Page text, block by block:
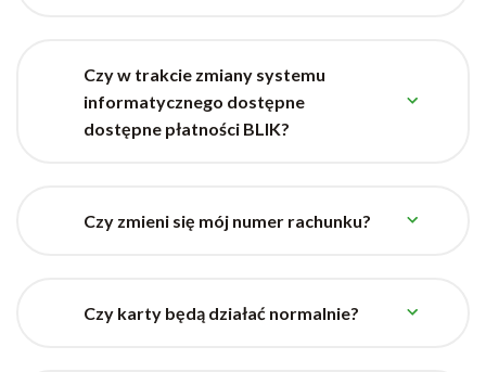
Czy w trakcie zmiany systemu
informatycznego dostępne
dostępne płatności BLIK?
Czy zmieni się mój numer rachunku?
Czy karty będą działać normalnie?